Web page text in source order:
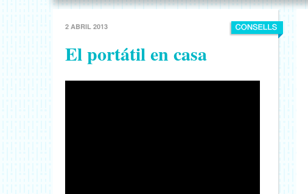
2 ABRIL 2013
El portátil en casa